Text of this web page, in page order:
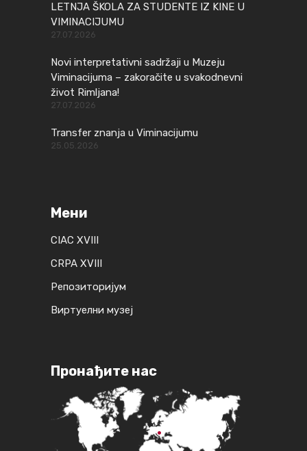
LETNJA ŠKOLA ZA STUDENTE IZ KINE U
VIMINACIJUMU
27.07.2026
Novi interpretativni sadržaji u Muzeju
Viminacijuma – zakoračite u svakodnevni
život Rimljana!
27.07.2026
Transfer znanja u Viminacijumu
25.05.2026
Мени
CIAC XVIII
CRPA XVIII
Репозиторијум
Виртуелни музеј
Пронађите нас